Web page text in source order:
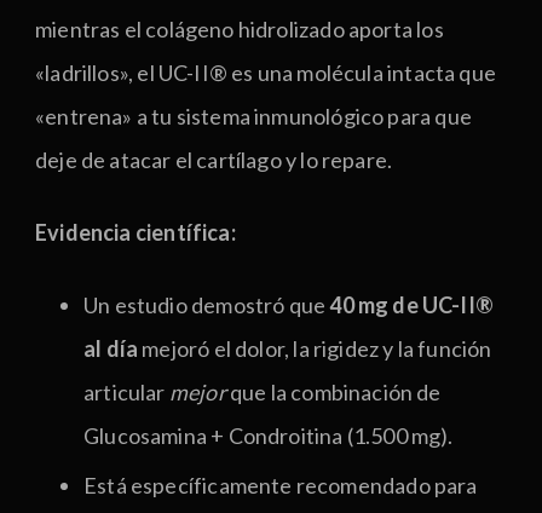
mientras el colágeno hidrolizado aporta los
«ladrillos», el UC-II® es una molécula intacta que
«entrena» a tu sistema inmunológico para que
deje de atacar el cartílago y lo repare.
Evidencia científica:
Un estudio demostró que40 mg de UC-II®
al día mejoró el dolor, la rigidez y la función
articular mejorque la combinación de
Glucosamina + Condroitina (1.500 mg).
Está específicamente recomendado para